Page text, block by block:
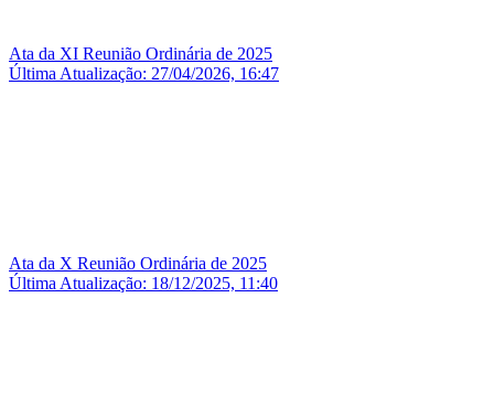
Ata da XI Reunião Ordinária de 2025
Última Atualização: 27/04/2026, 16:47
Ata da X Reunião Ordinária de 2025
Última Atualização: 18/12/2025, 11:40